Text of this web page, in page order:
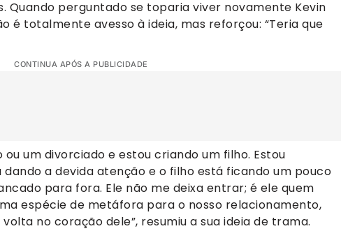
Quando perguntado se toparia viver novamente Kevin
é totalmente avesso à ideia, mas reforçou: “Teria que
CONTINUA APÓS A PUBLICIDADE
ou um divorciado e estou criando um filho. Estou
a devida atenção e o filho está ficando um pouco
para fora. Ele não me deixa entrar; é ele quem
espécie de metáfora para o nosso relacionamento,
no coração dele”, resumiu a sua ideia de trama.